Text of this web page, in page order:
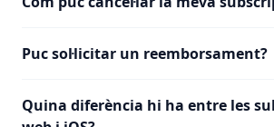
Puc sol·licitar un reemborsament?
Quina diferència hi ha entre les